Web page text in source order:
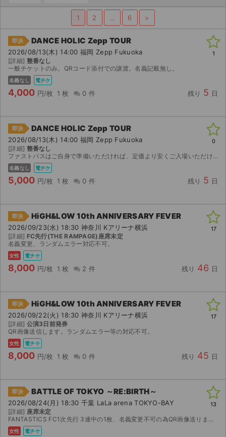
ライブ・コンサート（国内）
イベント
スポーツ
演劇・ミュージカル
ご利用ガイド
ご利用ガイド
手数料・お支払い方法
よくある質問
お知らせ
サイト情報
1 2 … 6 >
即決 DANCE HOLIC Zepp TOUR
2026/08/13(木) 14:00 福岡 Zepp Fukuoka
[詳細] 整番なし
一般チケットのみ。QRコード添付での譲渡。名義記載無し。
名義なし 電チケ
4,000 円/枚 1 枚 0 件 残り 5 日
1
即決 DANCE HOLIC Zepp TOUR
2026/08/13(木) 14:00 福岡 Zepp Fukuoka
[詳細] 整番なし
ファストパスはご自身で準備いただければ、定価より安くご入場いただけます。QRコード画像添付による譲渡。値下げ交渉承ります。
名義なし 電チケ
5,000 円/枚 1 枚 0 件 残り 5 日
0
即決 HiGH&LOW 10th ANNIVERSARY FEVER
2026/09/23(水) 18:30 神奈川 Kアリーナ横浜
[詳細] FC先行(THE RAMPAGE)座席未定
名義変更、ランダムエラー対応不可。
女性 電チケ
8,000 円/枚 1 枚 2 件 残り 46 日
17
即決 HiGH&LOW 10th ANNIVERSARY FEVER
2026/09/22(火) 18:30 神奈川 Kアリーナ横浜
[詳細] 公演3日前発券
QR画像送信します。ランダムエラー等の対応不可。
女性 電チケ
8,000 円/枚 1 枚 0 件 残り 45 日
17
即決 BATTLE OF TOKYO ～RE:BIRTH～
2026/08/24(月) 18:30 千葉 LaLa arena TOKYO-BAY
[詳細] 座席未定
FANTASTICS FC1次先行 3連中の1枚、名義変更不可の為QR画像送ります。 すり替えなし、重複分ではございません。 公演中止の場合のみ手数料を差し引いた金額を返金致します。その他如何な...
女性 電チケ
13